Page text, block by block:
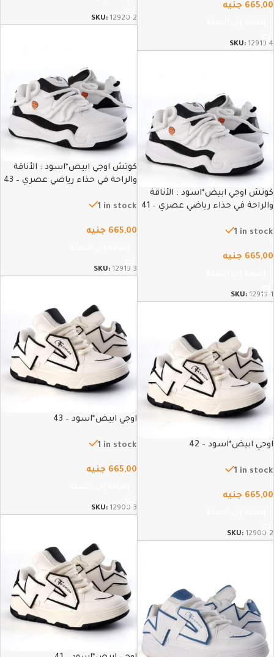
SKU: 12920-2
665,00 جنيه
SKU: 12919-4
كوتش اوجي ابيض*اسود : الأناقة
والراحة في حذاء رياضي عصري – 43
1 in stock
665,00 جنيه
SKU: 12919-3
كوتش اوجي ابيض*اسود : الأناقة
والراحة في حذاء رياضي عصري – 41
1 in stock
665,00 جنيه
SKU: 12919-1
اوجي ابيض*اسود – 43
1 in stock
665,00 جنيه
SKU: 12900-3
اوجي ابيض*اسود – 42
1 in stock
665,00 جنيه
SKU: 12900-2